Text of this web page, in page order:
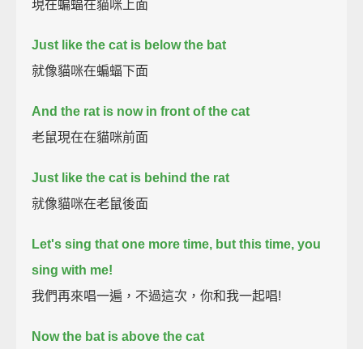
現在蝙蝠在貓咪上面
Just like the cat is below the bat
就像貓咪在蝙蝠下面
And the rat is now in front of the cat
老鼠現在在貓咪前面
Just like the cat is behind the rat
就像貓咪在老鼠後面
Let's sing that one more time, but this time, you
sing with me!
我們再來唱一遍，不過這次，你和我一起唱!
Now the bat is above the cat